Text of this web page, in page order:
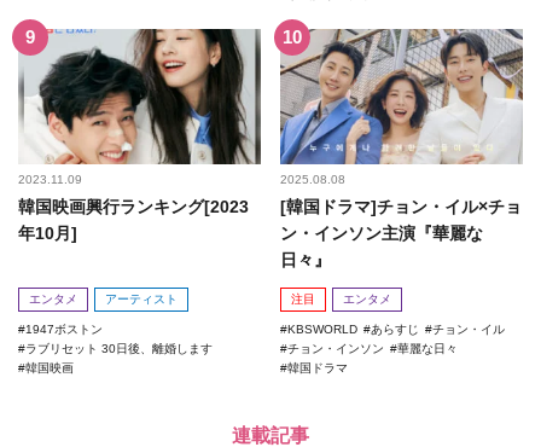
2023.11.09
韓国映画興行ランキング[2023
年10月]
エンタメ アーティスト
1947ボストン
ラブリセット 30日後、離婚します
韓国映画
2025.08.08
[韓国ドラマ]チョン・イル×チョ
ン・インソン主演『華麗な
日々』
注目 エンタメ
KBSWORLD あらすじ
チョン・イル
チョン・インソン
華麗な日々
韓国ドラマ
連載記事